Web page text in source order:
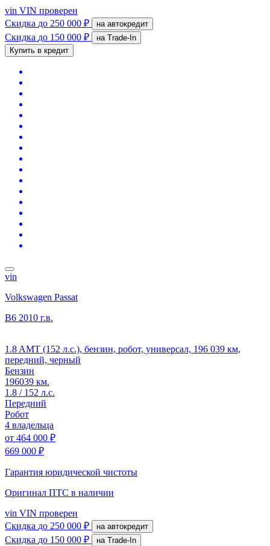
vin VIN проверен
Скидка до 250 000 ₽ на автокредит
Скидка до 150 000 ₽
на Trade-In
Купить в кредит
vin
Volkswagen Passat
B6 2010 г.в.
1.8 AMT (152 л.с.), бензин, робот, универсал, 196 039 км,
передний, черный
Бензин
196039 км.
1.8 / 152 л.с.
Передний
Робот
4 владельца
от 464 000 ₽
669 000 ₽
Гарантия юридической чистоты
Оригинал ПТС в наличии
vin VIN проверен
Скидка до 250 000 ₽ на автокредит
Скидка до 150 000 ₽
на Trade-In